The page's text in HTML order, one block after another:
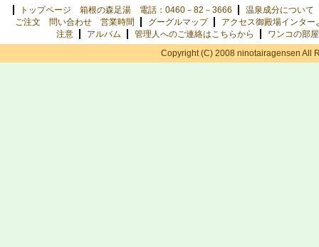
トップページ 箱根の森足湯 電話：0460－82－3666
温泉成分について
ご注文 問い合わせ 営業時間
グーグルマップ
アクセス御殿場インター
注意
アルバム 管理人へのご連絡はこちらから
ワンコの部屋
Copyright (C) 2008 ninotairagensen All